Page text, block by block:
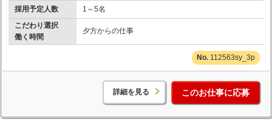
採用予定人数
1～5名
こだわり選択
働く時間
夕方からの仕事
112563sy_3p
詳細を見る このお仕事に応募